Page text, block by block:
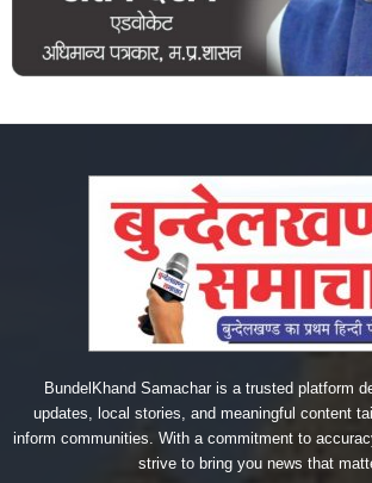
BundelKhand Samachar is a trusted platform
updates, local stories, and meaningful content
inform communities. With a commitment to
strive to bring you news that